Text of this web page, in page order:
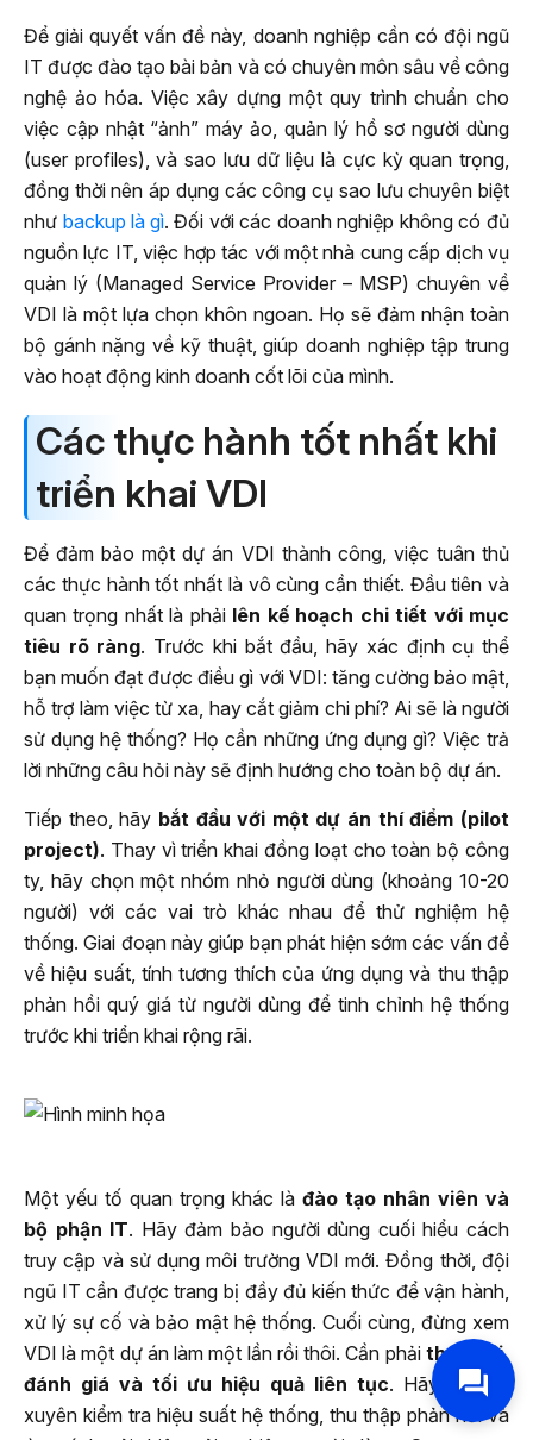
Để giải quyết vấn đề này, doanh nghiệp cần có đội ngũ
IT được đào tạo bài bản và có chuyên môn sâu về công
nghệ ảo hóa. Việc xây dựng một quy trình chuẩn cho
việc cập nhật “ảnh” máy ảo, quản lý hồ sơ người dùng
(user profiles), và sao lưu dữ liệu là cực kỳ quan trọng,
đồng thời nên áp dụng các công cụ sao lưu chuyên biệt
như backup là gì. Đối với các doanh nghiệp không có đủ
nguồn lực IT, việc hợp tác với một nhà cung cấp dịch vụ
quản lý (Managed Service Provider – MSP) chuyên về
VDI là một lựa chọn khôn ngoan. Họ sẽ đảm nhận toàn
bộ gánh nặng về kỹ thuật, giúp doanh nghiệp tập trung
vào hoạt động kinh doanh cốt lõi của mình.
Các thực hành tốt nhất khi
triển khai VDI
Để đảm bảo một dự án VDI thành công, việc tuân thủ
các thực hành tốt nhất là vô cùng cần thiết. Đầu tiên và
quan trọng nhất là phải lên kế hoạch chi tiết với mục
tiêu rõ ràng. Trước khi bắt đầu, hãy xác định cụ thể
bạn muốn đạt được điều gì với VDI: tăng cường bảo mật,
hỗ trợ làm việc từ xa, hay cắt giảm chi phí? Ai sẽ là người
sử dụng hệ thống? Họ cần những ứng dụng gì? Việc trả
lời những câu hỏi này sẽ định hướng cho toàn bộ dự án.
Tiếp theo, hãy bắt đầu với một dự án thí điểm (pilot
project). Thay vì triển khai đồng loạt cho toàn bộ công
ty, hãy chọn một nhóm nhỏ người dùng (khoảng 10-20
người) với các vai trò khác nhau để thử nghiệm hệ
thống. Giai đoạn này giúp bạn phát hiện sớm các vấn đề
về hiệu suất, tính tương thích của ứng dụng và thu thập
phản hồi quý giá từ người dùng để tinh chỉnh hệ thống
trước khi triển khai rộng rãi.
Một yếu tố quan trọng khác là đào tạo nhân viên và
bộ phận IT. Hãy đảm bảo người dùng cuối hiểu cách
truy cập và sử dụng môi trường VDI mới. Đồng thời, đội
ngũ IT cần được trang bị đầy đủ kiến thức để vận hành,
xử lý sự cố và bảo mật hệ thống. Cuối cùng, đừng xem
VDI là một dự án làm một lần rồi thôi. Cần phải theo dõi,
đánh giá và tối ưu hiệu quả liên tục. Hãy thường
xuyên kiểm tra hiệu suất hệ thống, thu thập phản hồi và